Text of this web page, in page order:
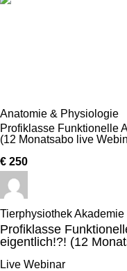
Anatomie & Physiologie
Profiklasse Funktionelle
(12 Monatsabo live
€ 250
Tierphysiothek Akademie
Profiklasse
eigentlich!?! (12
Live Webinar